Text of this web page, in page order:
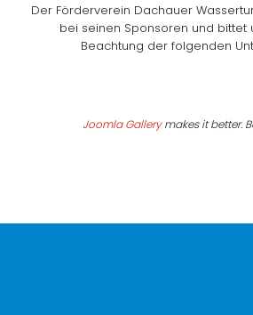
Der Förderverein Dachauer
bei seinen Sponsoren und bittet
Beachtung der folgenden
Joomla Gallerymakes it better.